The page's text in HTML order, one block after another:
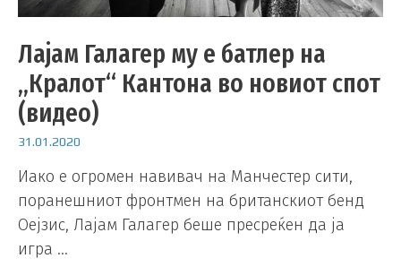
Лајам Галагер му е батлер на
„Кралот“ Кантона во новиот спот
(видео)
31.01.2020
Иако е огромен навивач на Манчестер сити,
поранешниот фронтмен на британскиот бенд
Оејзис, Лајам Галагер беше пресреќен да ја
игра …